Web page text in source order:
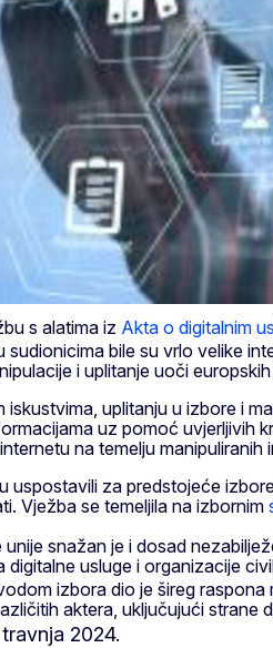
s alatima iz Akta o digitalnim
bile su vrlo velike
i uplitanje uoči
uplitanju u izbore i
uz pomoć uvjerljivih
na temelju manipuliranih
uspostavili za predstojeće
Vježba se temeljila na izbornim
snažan je i dosad
usluge i organizacije
izbora dio je šireg
aktera, uključujući strane
2024.